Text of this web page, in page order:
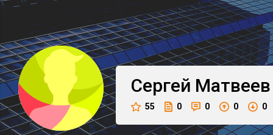
Сергей Матвеев
55 0 0 0 0